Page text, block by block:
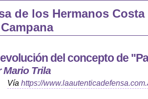
de los Hermanos
del concepto de
Mario Trila
Vía https://